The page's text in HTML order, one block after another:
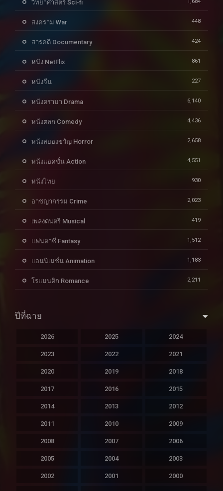
วิทยาศาสตร์ Sci-fi
สงคราม War 448
สารคดี Documentary 424
หนัง NetFlix 861
หนังจีน 227
หนังดราม่า Drama 6,140
หนังตลก Comedy 4,436
หนังสยองขวัญ Horror 2,658
หนังแอคชั่น Action 4,551
หนังไทย 930
อาชญากรรม Crime 2,023
เพลงดนตรี Musical 419
แฟนตาซี Fantasy 1,512
แอนนิเมชั่น Animation 1,183
โรแมนติก Romance 2,211
ปีที่ฉาย
2026 2025 2024
2023 2022 2021
2020 2019 2018
2017 2016 2015
2014 2013 2012
2011 2010 2009
2008 2007 2006
2005 2004 2003
2002 2001 2000